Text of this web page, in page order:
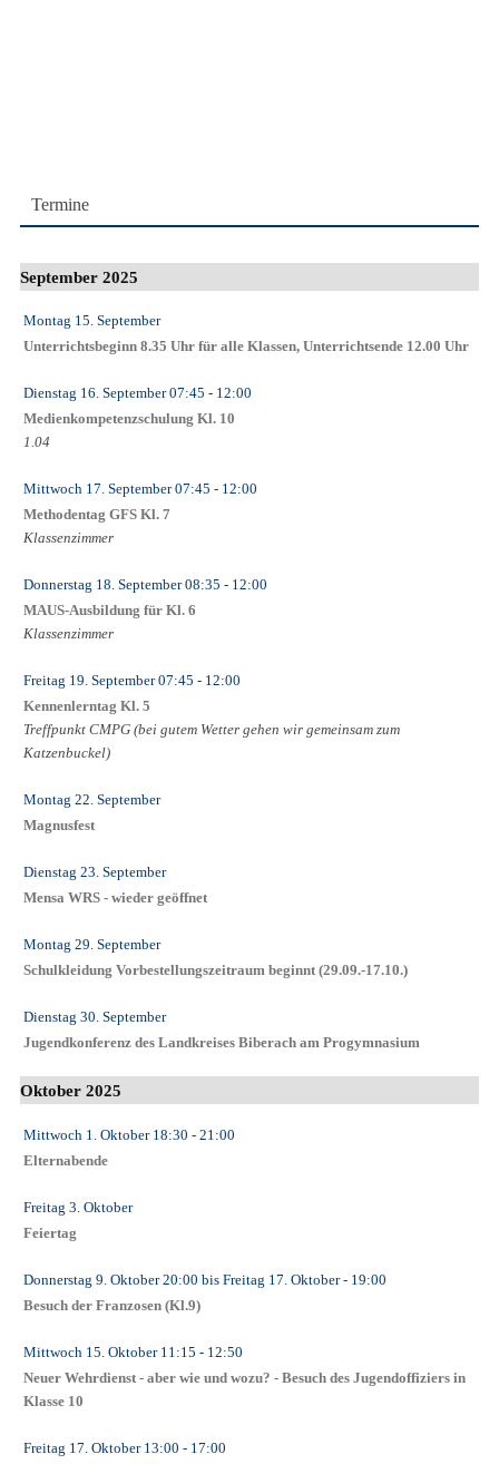
Termine
September 2025
Montag 15. September
Unterrichtsbeginn 8.35 Uhr für alle Klassen, Unterrichtsende 12.00 Uhr
Dienstag 16. September07:45 - 12:00
Medienkompetenzschulung Kl. 10
1.04
Mittwoch 17. September07:45 - 12:00
Methodentag GFS Kl. 7
Klassenzimmer
Donnerstag 18. September08:35 - 12:00
MAUS-Ausbildung für Kl. 6
Klassenzimmer
Freitag 19. September07:45 - 12:00
Kennenlerntag Kl. 5
Treffpunkt CMPG (bei gutem Wetter gehen wir gemeinsam zum
Katzenbuckel)
Montag 22. September
Magnusfest
Dienstag 23. September
Mensa WRS - wieder geöffnet
Montag 29. September
Schulkleidung Vorbestellungszeitraum beginnt (29.09.-17.10.)
Dienstag 30. September
Jugendkonferenz des Landkreises Biberach am Progymnasium
Oktober 2025
Mittwoch 1. Oktober18:30 - 21:00
Elternabende
Freitag 3. Oktober
Feiertag
Donnerstag 9. Oktober20:00 bis Freitag 17. Oktober- 19:00
Besuch der Franzosen (Kl.9)
Mittwoch 15. Oktober11:15 - 12:50
Neuer Wehrdienst - aber wie und wozu? - Besuch des Jugendoffiziers in
Klasse 10
Freitag 17. Oktober13:00 - 17:00